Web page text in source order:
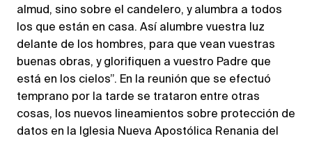
almud, sino sobre el candelero, y alumbra a todos
los que están en casa. Así alumbre vuestra luz
delante de los hombres, para que vean vuestras
buenas obras, y glorifiquen a vuestro Padre que
está en los cielos”. En la reunión que se efectuó
temprano por la tarde se trataron entre otras
cosas, los nuevos lineamientos sobre protección de
datos en la Iglesia Nueva Apostólica Renania del